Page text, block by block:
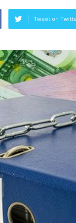
Tweet on